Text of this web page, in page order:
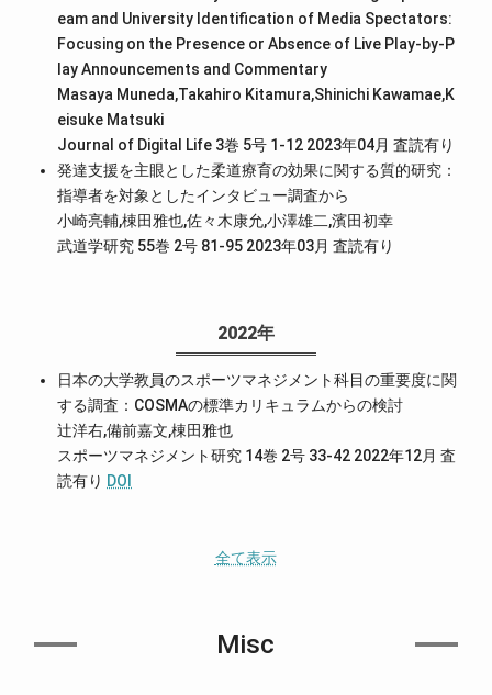
eam and University Identification of Media Spectators:
Focusing on the Presence or Absence of Live Play-by-P
lay Announcements and Commentary
Masaya Muneda,Takahiro Kitamura,Shinichi Kawamae,K
eisuke Matsuki
Journal of Digital Life 3巻 5号 1-12 2023年04月査読有り
発達支援を主眼とした柔道療育の効果に関する質的研究：
指導者を対象としたインタビュー調査から
小崎亮輔,棟田雅也,佐々木康允,小澤雄二,濱田初幸
武道学研究 55巻 2号 81-95 2023年03月査読有り
2022年
日本の大学教員のスポーツマネジメント科目の重要度に関
する調査：COSMAの標準カリキュラムからの検討
辻洋右,備前嘉文,棟田雅也
スポーツマネジメント研究 14巻 2号 33-42 2022年12月査
読有り DOI
全て表示
Misc